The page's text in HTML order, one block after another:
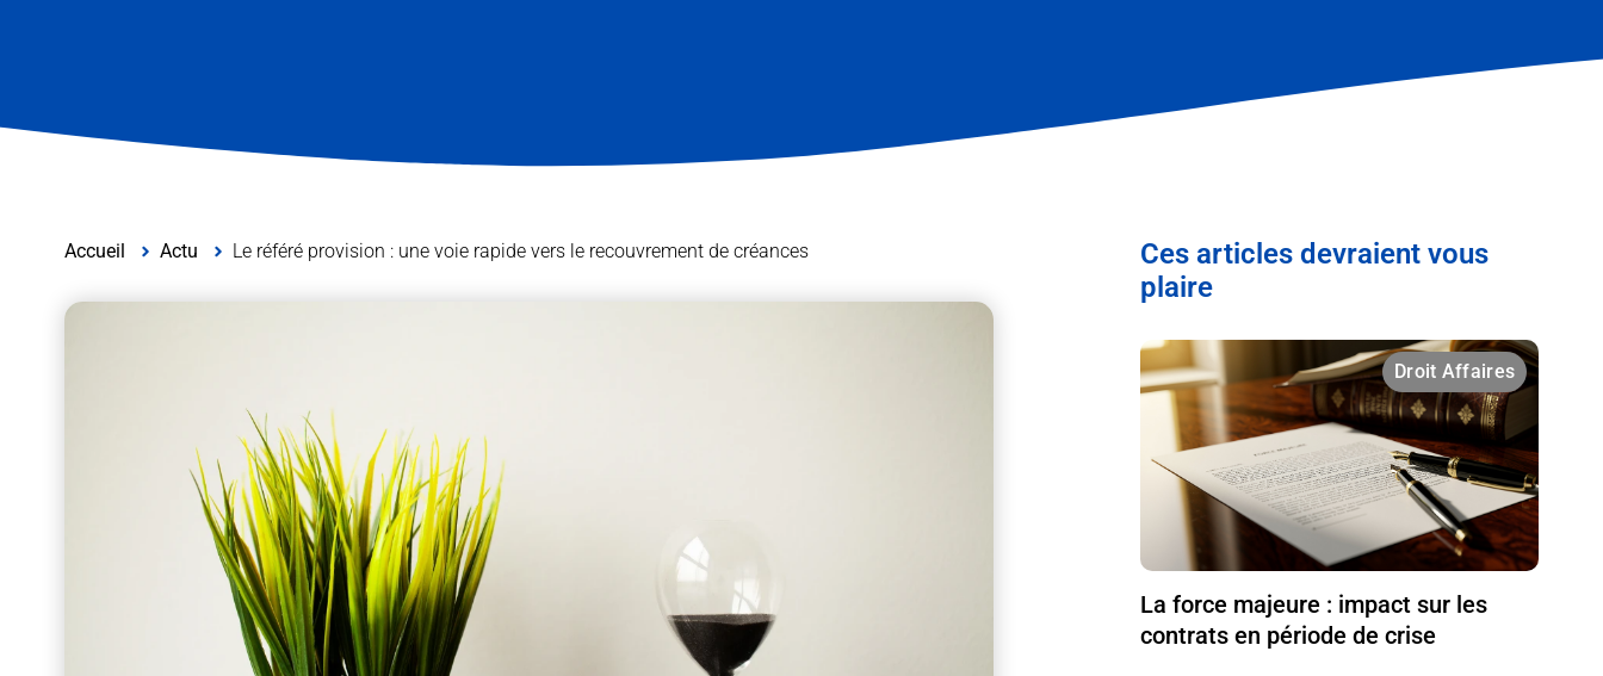
Accueil Actu Le référé provision : une voie rapide vers le recouvrement de créances
Ces articles devraient vous
plaire
Droit Affaires
La force majeure : impact sur les
contrats en période de crise